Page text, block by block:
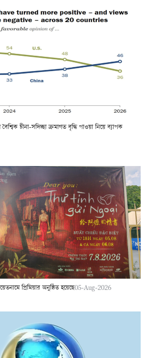
চীনা-সদিচ্ছা ক্রমাগত বৃদ্ধি পাওয়া নিয়ে ব্যাপক
প্রিমিয়ার অনুষ্ঠিত হয়েছে05-Aug-2026